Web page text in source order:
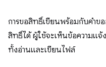
การขอสิทธิ์เขียนพร้อมกับคำข
สิทธิ์ได้ ผู้ใช้จะเห็นข้อความแจ้
ทั้งอ่านและเขียนไฟล์